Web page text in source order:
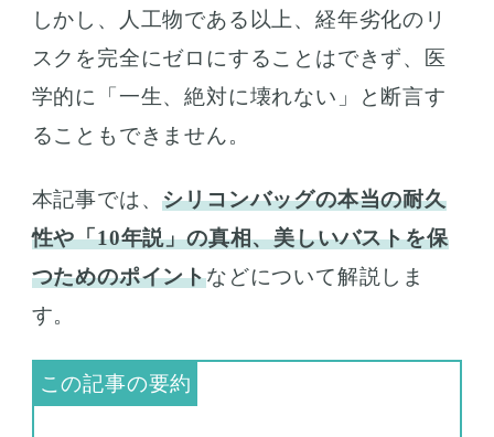
しかし、人工物である以上、経年劣化のリ
スクを完全にゼロにすることはできず、医
学的に「一生、絶対に壊れない」と断言す
ることもできません。
本記事では、シリコンバッグの本当の耐久
性や「10年説」の真相、美しいバストを保
つためのポイントなどについて解説しま
す。